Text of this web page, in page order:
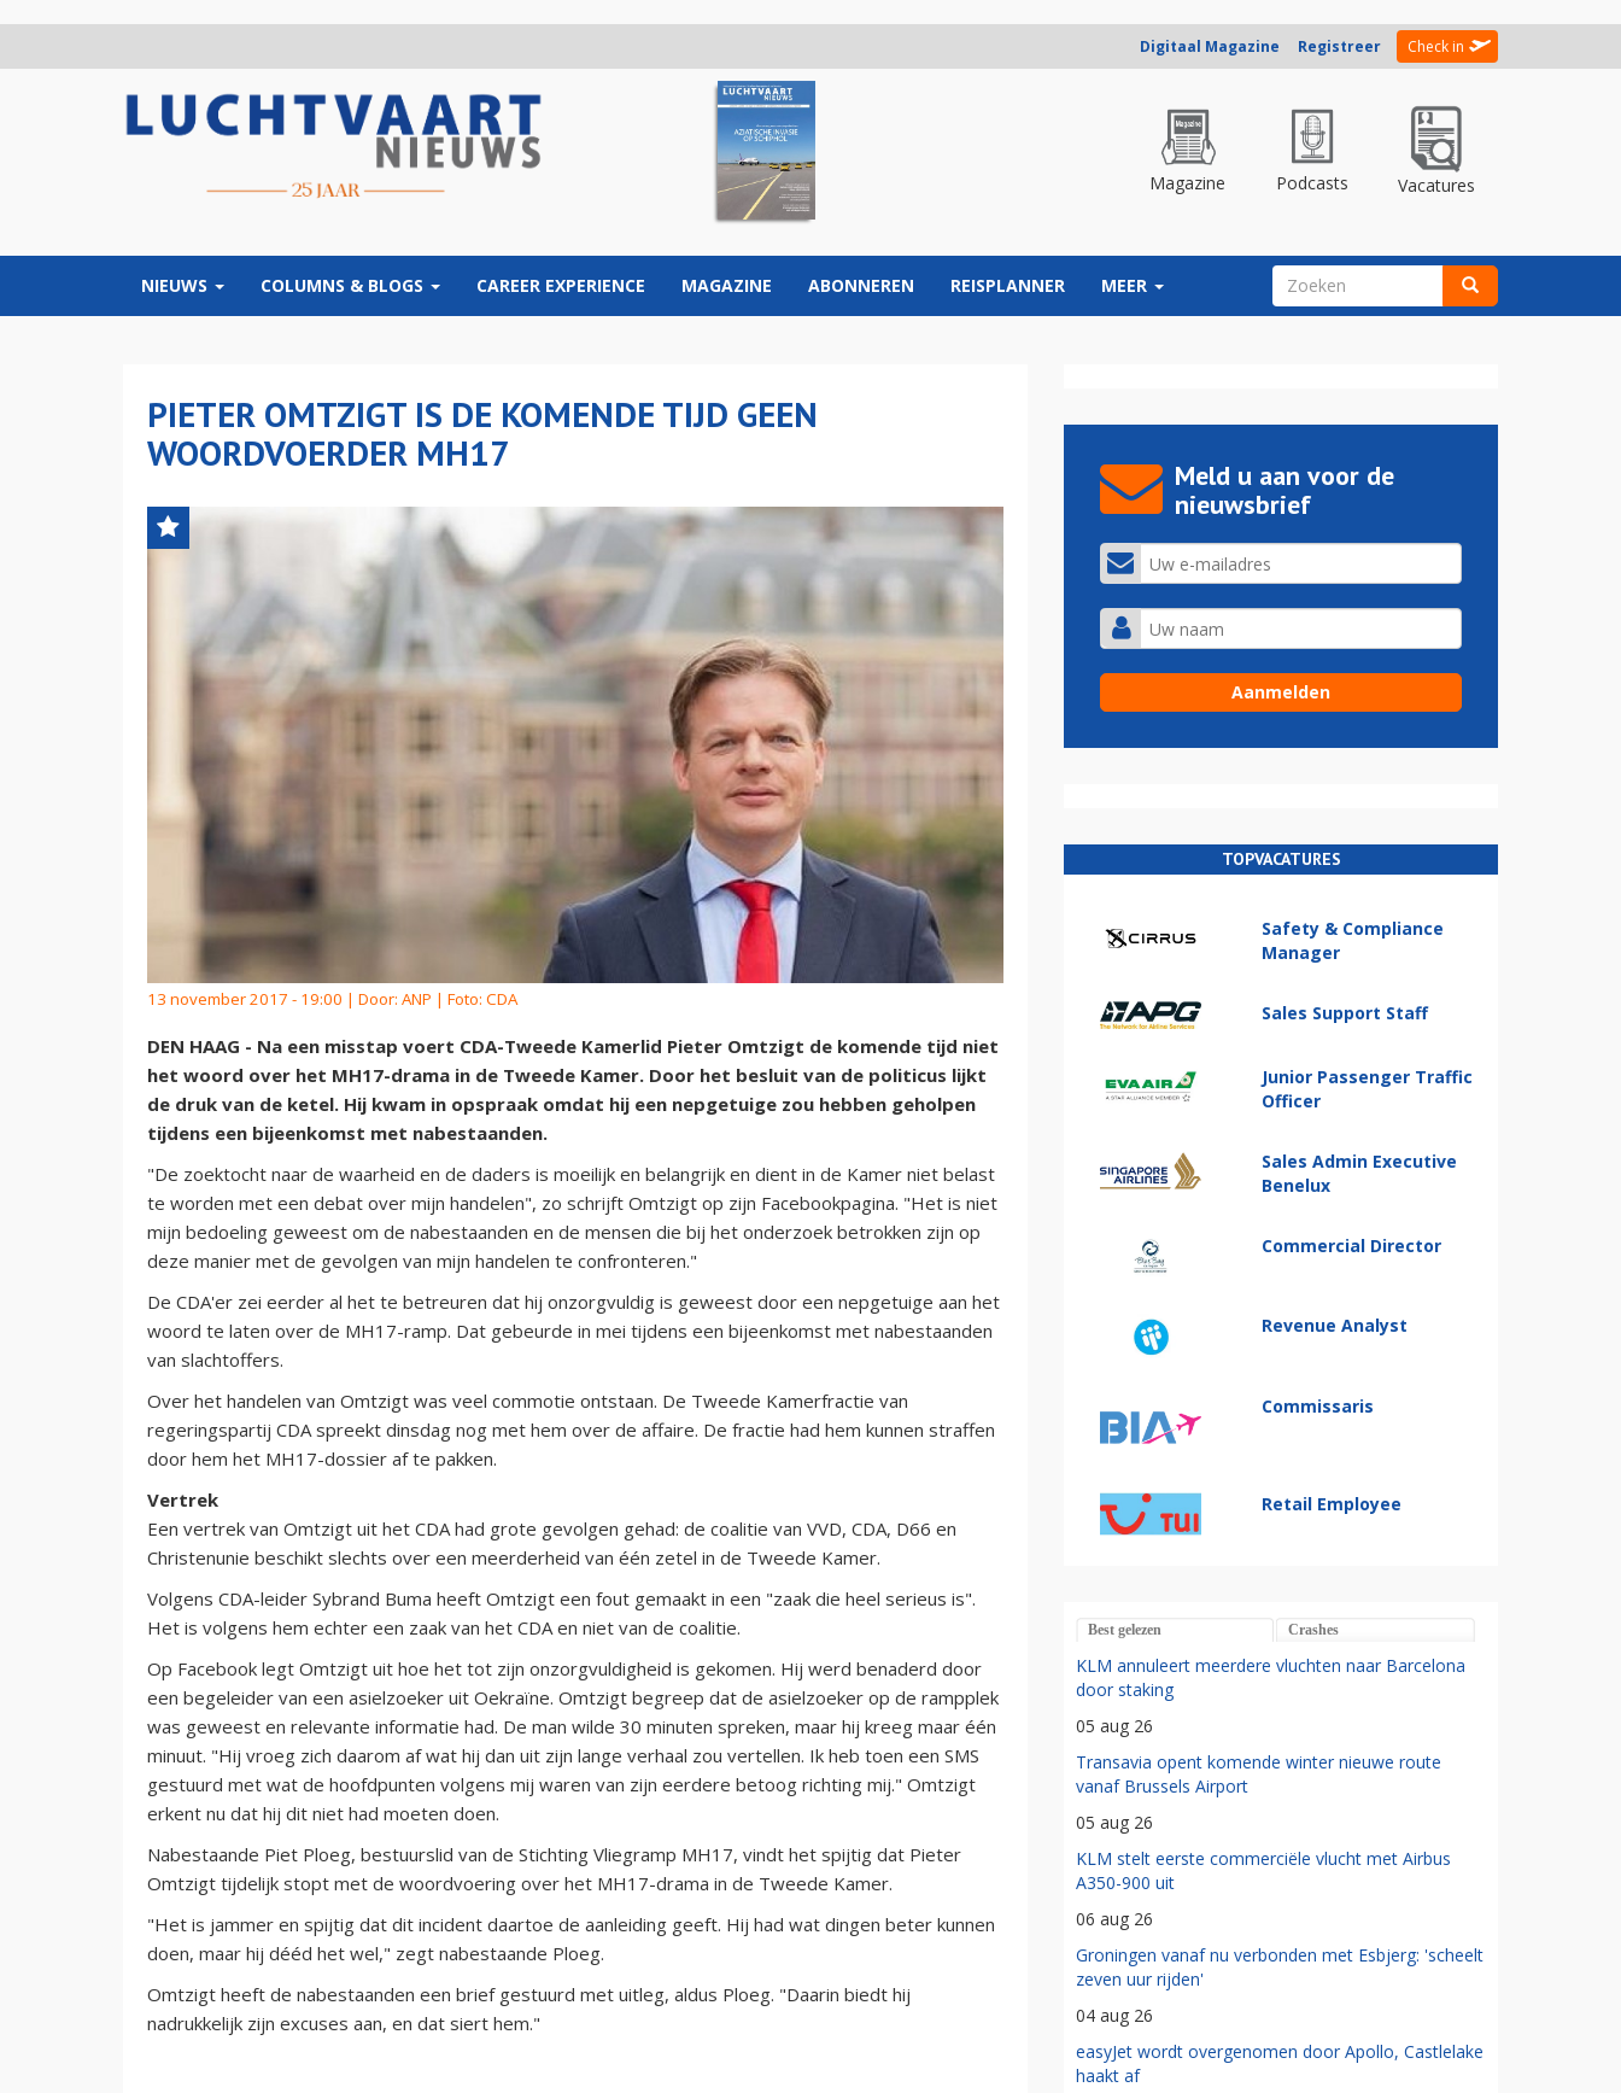
Digitaal Magazine Registreer Check in
Magazine Podcasts Vacatures
NIEUWS COLUMNS & BLOGS CAREER EXPERIENCE MAGAZINE ABONNEREN REISPLANNER MEER ZOEKVELD
PIETER OMTZIGT IS DE KOMENDE TIJD GEEN
WOORDVOERDER MH17
13 november 2017 - 19:00 | Door: ANP | Foto: CDA
DEN HAAG - Na een misstap voert CDA-Tweede Kamerlid Pieter Omtzigt de komende tijd niet
het woord over het MH17-drama in de Tweede Kamer. Door het besluit van de politicus lijkt
de druk van de ketel. Hij kwam in opspraak omdat hij een nepgetuige zou hebben geholpen
tijdens een bijeenkomst met nabestaanden.
"De zoektocht naar de waarheid en de daders is moeilijk en belangrijk en dient in de Kamer niet belast
te worden met een debat over mijn handelen", zo schrijft Omtzigt op zijn Facebookpagina. "Het is niet
mijn bedoeling geweest om de nabestaanden en de mensen die bij het onderzoek betrokken zijn op
deze manier met de gevolgen van mijn handelen te confronteren."
De CDA'er zei eerder al het te betreuren dat hij onzorgvuldig is geweest door een nepgetuige aan het
woord te laten over de MH17-ramp. Dat gebeurde in mei tijdens een bijeenkomst met nabestaanden
van slachtoffers.
Over het handelen van Omtzigt was veel commotie ontstaan. De Tweede Kamerfractie van
regeringspartij CDA spreekt dinsdag nog met hem over de affaire. De fractie had hem kunnen straffen
door hem het MH17-dossier af te pakken.
Vertrek
Een vertrek van Omtzigt uit het CDA had grote gevolgen gehad: de coalitie van VVD, CDA, D66 en
Christenunie beschikt slechts over een meerderheid van één zetel in de Tweede Kamer.
Volgens CDA-leider Sybrand Buma heeft Omtzigt een fout gemaakt in een "zaak die heel serieus is".
Het is volgens hem echter een zaak van het CDA en niet van de coalitie.
Op Facebook legt Omtzigt uit hoe het tot zijn onzorgvuldigheid is gekomen. Hij werd benaderd door
een begeleider van een asielzoeker uit Oekraïne. Omtzigt begreep dat de asielzoeker op de rampplek
was geweest en relevante informatie had. De man wilde 30 minuten spreken, maar hij kreeg maar één
minuut. "Hij vroeg zich daarom af wat hij dan uit zijn lange verhaal zou vertellen. Ik heb toen een SMS
gestuurd met wat de hoofdpunten volgens mij waren van zijn eerdere betoog richting mij." Omtzigt
erkent nu dat hij dit niet had moeten doen.
Nabestaande Piet Ploeg, bestuurslid van de Stichting Vliegramp MH17, vindt het spijtig dat Pieter
Omtzigt tijdelijk stopt met de woordvoering over het MH17-drama in de Tweede Kamer.
"Het is jammer en spijtig dat dit incident daartoe de aanleiding geeft. Hij had wat dingen beter kunnen
doen, maar hij dééd het wel," zegt nabestaande Ploeg.
Omtzigt heeft de nabestaanden een brief gestuurd met uitleg, aldus Ploeg. "Daarin biedt hij
nadrukkelijk zijn excuses aan, en dat siert hem."
Meld u aan voor de
nieuwsbrief
TOPVACATURES
Safety & Compliance
Manager
Sales Support Staff
Junior Passenger Traffic
Officer
Sales Admin Executive
Benelux
Commercial Director
Revenue Analyst
Commissaris
Retail Employee
Best gelezen Crashes
KLM annuleert meerdere vluchten naar Barcelona
door staking
05 aug 26
Transavia opent komende winter nieuwe route
vanaf Brussels Airport
05 aug 26
KLM stelt eerste commerciële vlucht met Airbus
A350-900 uit
06 aug 26
Groningen vanaf nu verbonden met Esbjerg: 'scheelt
zeven uur rijden'
04 aug 26
easyJet wordt overgenomen door Apollo, Castlelake
haakt af